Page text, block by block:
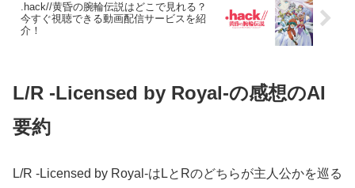
.hack//黄昏の腕輪伝説はどこで見れる？
今すぐ視聴できる動画配信サービスを紹
介！
L/R -Licensed by Royal-の感想のAI
要約
L/R -Licensed by Royal-はLとRのどちらが主人公かを巡る